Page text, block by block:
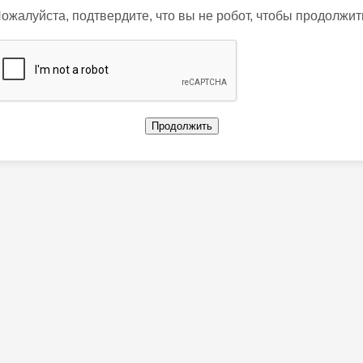
подтвердите, что вы не робот, чтобы
Продолжить